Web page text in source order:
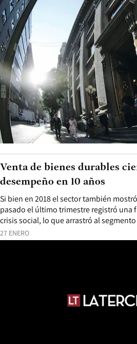
27 ENERO
Si bien en 2018 el sector también
pasado el último trimestre registró una
crisis social, lo que arrastró al
Venta de bienes durables
desempeño en 10 años